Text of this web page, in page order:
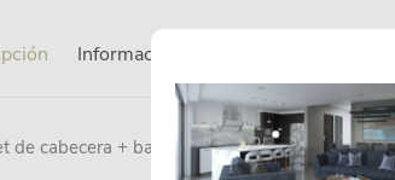
Información adicional
de cabecera + base